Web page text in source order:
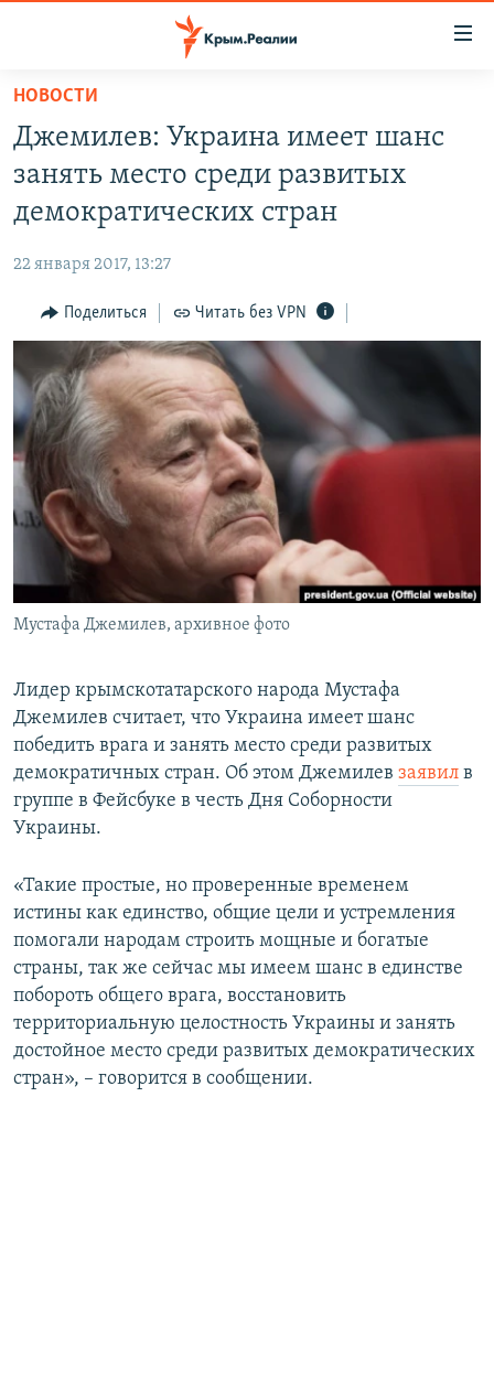
Вернуться
основному
содержанию
главной
навигации
Вернутся
поиску
СПЕЦПРОЕКТЫ
11 ЛЕТ ОККУПАЦИИ КРЫМА. 11 ИСТОРИЙ СОПРОТИВЛЕНИЯ
ЕЩЕ
ИНТЕРАКТИВ
ИНФОГРАФИКА
ТЕЛЕПРОЕКТ КРЫМ.РЕАЛИИ
СОВЕТЫ ПРАВОЗАЩИТНИКОВ
ПРОПАВШИЕ БЕЗ ВЕСТИ
ПОБЕДИТЕЛЕЙ НЕ СУДЯТ?
КРЫМ.НЕПОКОРЕННЫЙ
УКРАИНСКАЯ ПРОБЛЕМА КРЫМА
РАДІО СВОБОДА
КАК ОБОЙТИ БЛОКИРОВКУ
Українською
Qırımtatar
ПРИСОЕДИНЯЙТЕСЬ!
НОВОСТИ
Джемилев: Украина имеет шанс
занять место среди развитых
демократических стран
22 января 2017, 13:27
Поделиться Читать без VPN
Мустафа Джемилев, архивное фото
Лидер крымскотатарского народа Мустафа
Джемилев считает, что Украина имеет шанс
победить врага и занять место среди развитых
демократичных стран. Об этом Джемилев заявил в
группе в Фейсбуке в честь Дня Соборности
Украины.
«Такие простые, но проверенные временем
истины как единство, общие цели и устремления
помогали народам строить мощные и богатые
страны, так же сейчас мы имеем шанс в единстве
побороть общего врага, восстановить
территориальную целостность Украины и занять
достойное место среди развитых демократических
стран», – говорится в сообщении.